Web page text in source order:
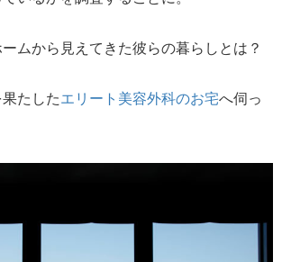
ムから見えてきた彼らの暮らしとは？
たしたエリート美容外科のお宅へ伺っ